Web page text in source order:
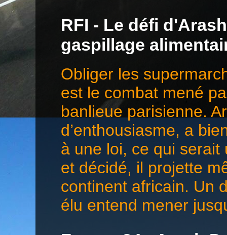
RFI - Le défi
gaspillage
Obliger les
est le combat mené
banlieue parisienne.
d’enthousiasme, a
à une loi, ce qui
et décidé, il projette
continent africain. Un
élu entend mener